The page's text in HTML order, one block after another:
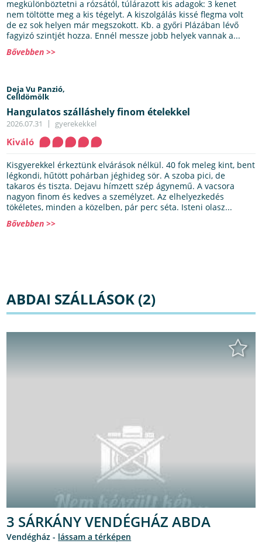
megkülönböztetni a rózsától, túlárazott kis adagok: 3 kenet
nem töltötte meg a kis tégelyt. A kiszolgálás kissé flegma volt
de ez sok helyen már megszokott. Kb. a győri Plázában lévő
fagyizó szintjét hozza. Ennél messze jobb helyek vannak a...
Bővebben >>
Deja Vu Panzió,
Celldömölk
Hangulatos szálláshely finom ételekkel
2026.07.31 gyerekekkel
Kiváló
Kisgyerekkel érkeztünk elvárások nélkül. 40 fok meleg kint, bent
légkondi, hűtött pohárban jéghideg sör. A szoba pici, de
takaros és tiszta. Dejavu hímzett szép ágynemű. A vacsora
nagyon finom és kedves a személyzet. Az elhelyezkedés
tökéletes, minden a közelben, pár perc séta. Isteni olasz...
Bővebben >>
ABDAI SZÁLLÁSOK (2)
3 SÁRKÁNY VENDÉGHÁZ ABDA
Vendégház - lássam a térképen